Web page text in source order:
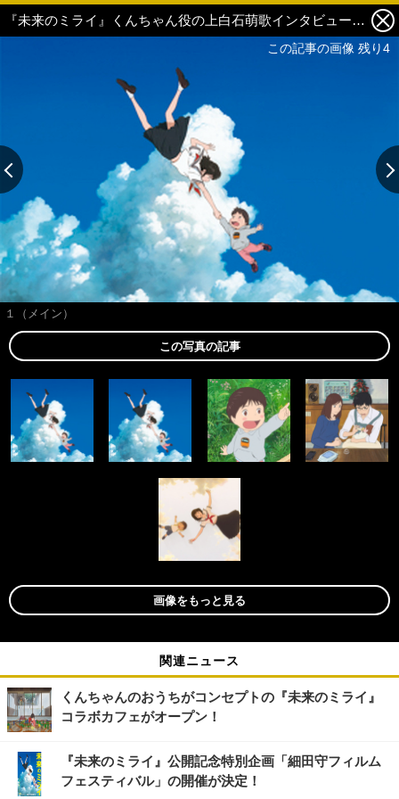
『未来のミライ』くんちゃん役の上白石萌歌インタビュー「細田守監督は映画の“おとうさん”そのものでした」 1枚目の写真・画像
１（メイン）
この写真の記事
画像をもっと見る
関連ニュース
くんちゃんのおうちがコンセプトの『未来のミライ』
コラボカフェがオープン！
『未来のミライ』公開記念特別企画「細田守フィルム
フェスティバル」の開催が決定！
この記事の画像 残り4